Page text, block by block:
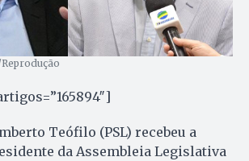
Teófilo (PSL) recebeu a
da Assembleia Legislativa